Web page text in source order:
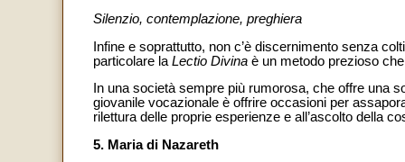
Silenzio, contemplazione, preghiera
Infine e soprattutto, non c’è discernimento senza
particolare la Lectio Divina è un metodo prezioso
In una società sempre più rumorosa, che offre una
giovanile vocazionale è offrire occasioni per
rilettura delle proprie esperienze e all’ascolto della
5. Maria di Nazareth